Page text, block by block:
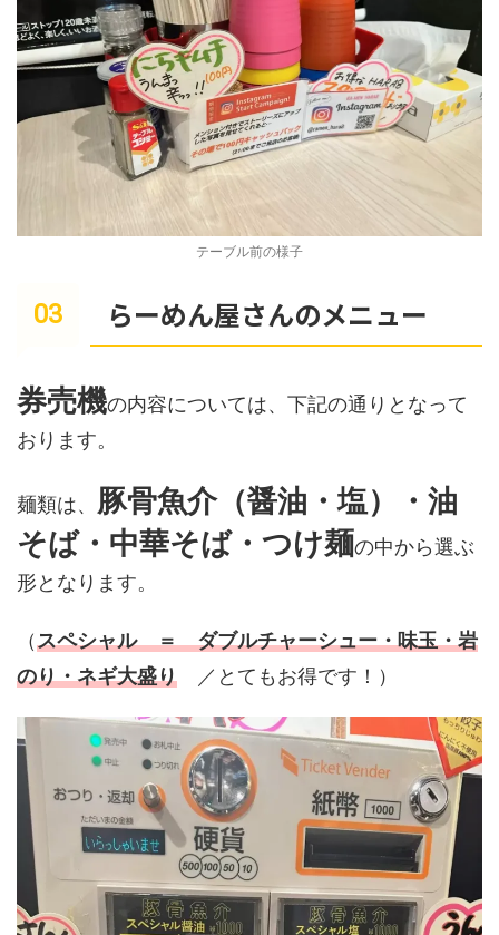
テーブル前の様子
らーめん屋さんのメニュー
券売機の内容については、下記の通りとなって
おります。
麺類は、 豚骨魚介（醤油・塩）・油
そば・中華そば・つけ麺の中から選ぶ
形となります。
（スペシャル ＝ ダブルチャーシュー・味玉・岩
のり・ネギ大盛り ／とてもお得です！）